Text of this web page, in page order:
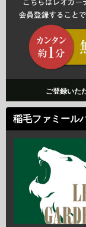
ご登録いた
稲毛ファミール